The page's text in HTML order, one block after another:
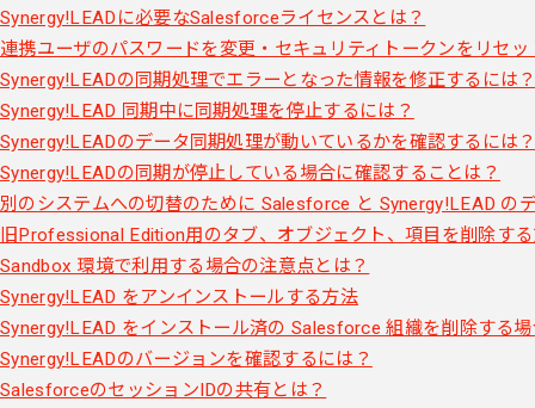
Synergy!LEADに必要なSalesforceライセンスとは？
連携ユーザのパスワードを変更・セキュリティトークンをリセ
Synergy!LEADの同期処理でエラーとなった情報を修正するには
Synergy!LEAD 同期中に同期処理を停止するには？
Synergy!LEADのデータ同期処理が動いているかを確認するには
Synergy!LEADの同期が停止している場合に確認することは？
別のシステムへの切替のために Salesforce と Synergy!LEAD の
旧Professional Edition用のタブ、オブジェクト、項目を削除す
Sandbox 環境で利用する場合の注意点とは？
Synergy!LEAD をアンインストールする方法
Synergy!LEAD をインストール済の Salesforce 組織を削除する
Synergy!LEADのバージョンを確認するには？
SalesforceのセッションIDの共有とは？